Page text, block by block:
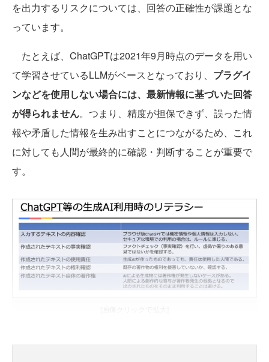
を出力するリスクについては、回答の正確性が課題とな
っています。
たとえば、ChatGPTは2021年9月時点のデータを用い
て学習させているLLMがベースとなっており、 プラグイ
ンなどを使用しない場合には、最新情報に基づいた回答
が得られません。つまり、精度が担保できず、誤った情
報や矛盾した情報を生み出すことにつながるため、これ
に対しても人間が最終的に確認・判断することが重要で
す。